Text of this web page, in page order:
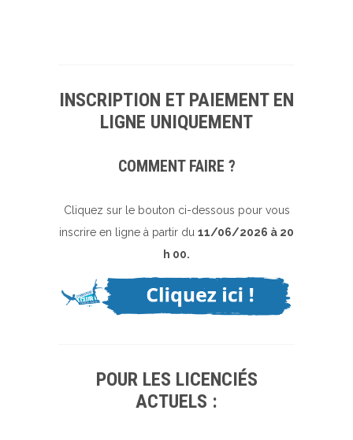
INSCRIPTION ET PAIEMENT EN
LIGNE UNIQUEMENT
COMMENT FAIRE ?
Cliquez sur le bouton ci-dessous pour vous
inscrire en ligne à partir du 11/06/2026 à 20
h 00.
POUR LES LICENCIÉS
ACTUELS :